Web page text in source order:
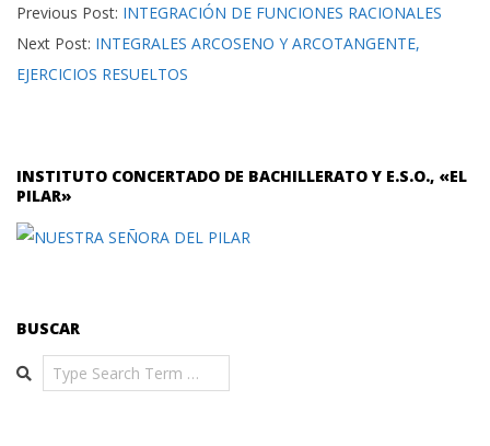
Previous Post: INTEGRACIÓN DE FUNCIONES RACIONALES
Next Post: INTEGRALES ARCOSENO Y ARCOTANGENTE,
EJERCICIOS RESUELTOS
INSTITUTO CONCERTADO DE BACHILLERATO Y E.S.O., «EL
PILAR»
BUSCAR
Search